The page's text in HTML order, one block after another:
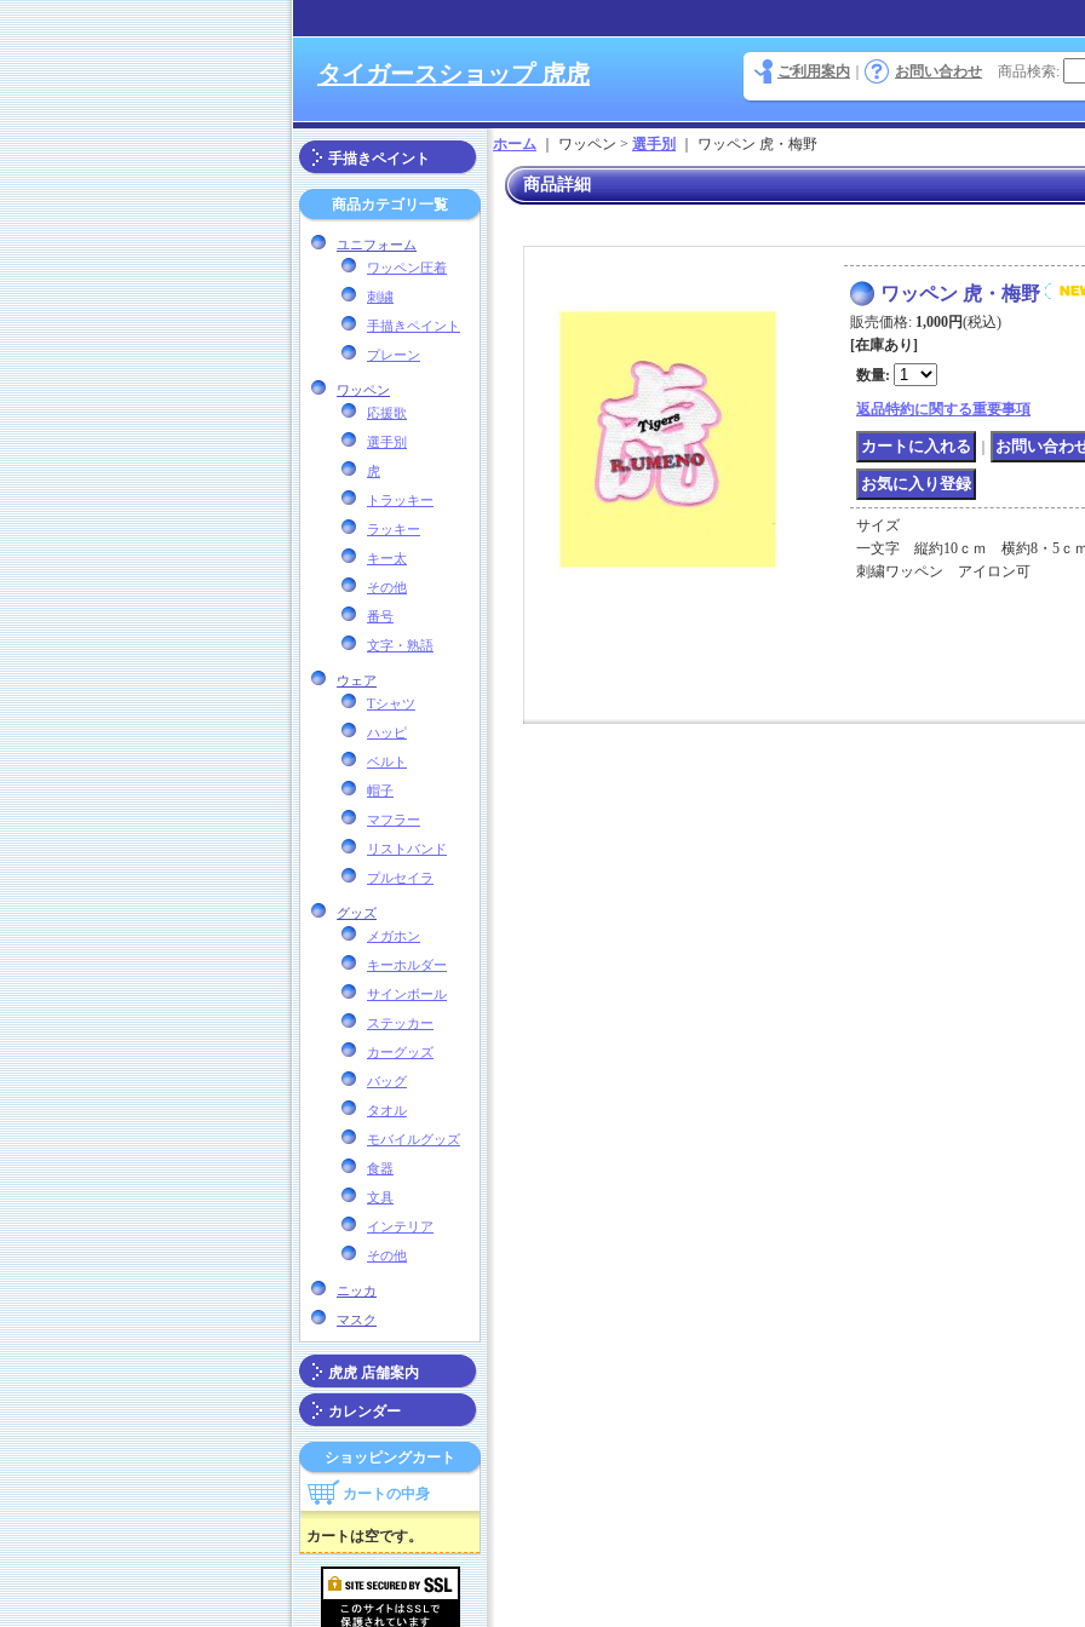
タイガースショップ 虎虎 ご利用案内 お問い合わせ 商品検索:
手描きペイント
商品カテゴリ一覧
ユニフォーム
ワッペン圧着
刺繍
手描きペイント
プレーン
ワッペン
応援歌
選手別
虎
トラッキー
ラッキー
キー太
その他
番号
文字・熟語
ウェア
Tシャツ
ハッピ
ベルト
帽子
マフラー
リストバンド
プルセイラ
グッズ
メガホン
キーホルダー
サインボール
ステッカー
カーグッズ
バッグ
タオル
モバイルグッズ
食器
文具
インテリア
その他
ニッカ
マスク
虎虎 店舗案内
カレンダー
ショッピングカート
カートの中身
カートは空です。
ホーム ｜ ワッペン > 選手別 ワッペン 虎・梅野
商品詳細
ワッペン 虎・梅野
販売価格: 1,000円(税込)
[在庫あり]
数量:
返品特約に関する重要事項
サイズ
一文字 縦約10ｃｍ 横約8・5ｃ
刺繍ワッペン アイロン可